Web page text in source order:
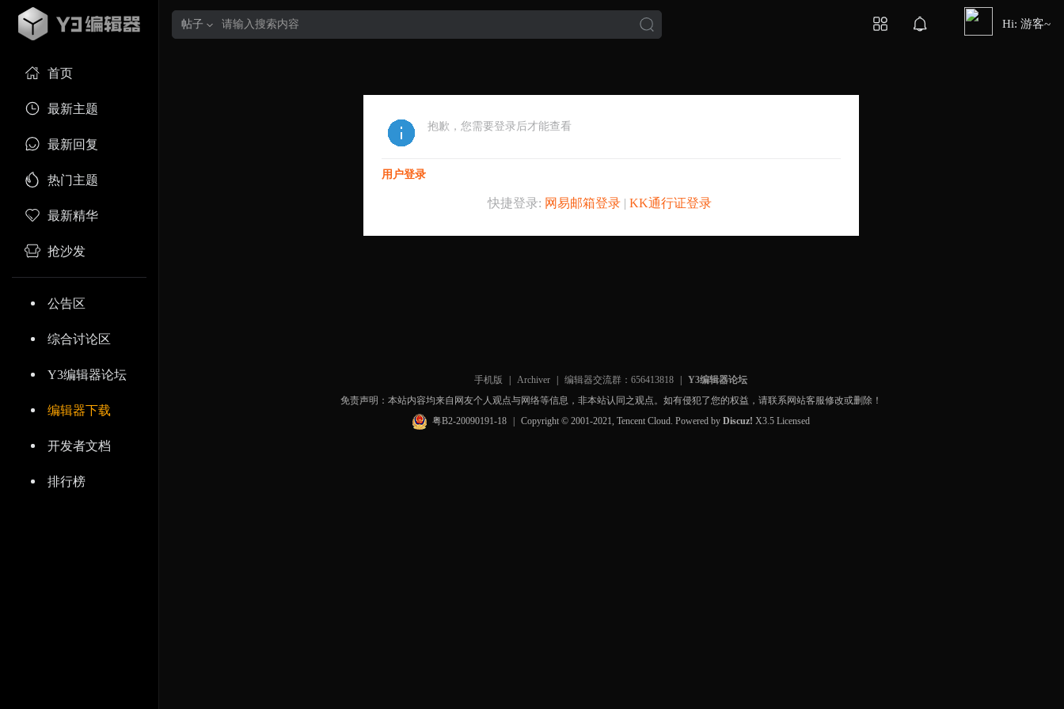
首页
最新主题
最新回复
热门主题
最新精华
抢沙发
公告区
综合讨论区
Y3编辑器论坛
编辑器下载
开发者文档
排行榜
帖子 Hi: 游客~
抱歉，您需要登录后才能查看
用户登录
快捷登录: 网易邮箱登录| KK通行证登录
手机版 Archiver 编辑器交流群：656413818
Y3编辑器论坛
免责声明：本站内容均来自网友个人观点与网络等信息，非本站认同之观点。如有侵犯了您的权益，请联系网站客服修改或删除！
粤B2-20090191-18
Copyright © 2001-2021, Tencent Cloud. Powered byDiscuz! X3.5 Licensed